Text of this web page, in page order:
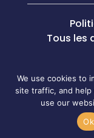
Tous les
RENDEZ-
We use cookies to
site traffic, and
use our
Ok